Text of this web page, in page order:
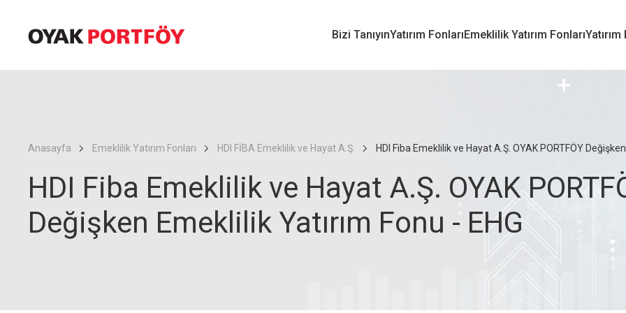
Bizi TanıyınYatırım FonlarıEmeklilik Yatırım FonlarıYatırım
Anasayfa Emeklilik Yatırım Fonları HDI FİBA Emeklilik ve Hayat A.Ş. HDI Fiba Emeklilik ve Hayat A.Ş. OYAK PORTFÖY
HDI Fiba Emeklilik ve Hayat A.Ş. OYAK
Değişken Emeklilik Yatırım Fonu - EHG